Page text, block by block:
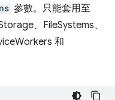
參數。只能套用至
、FileSystems、
和